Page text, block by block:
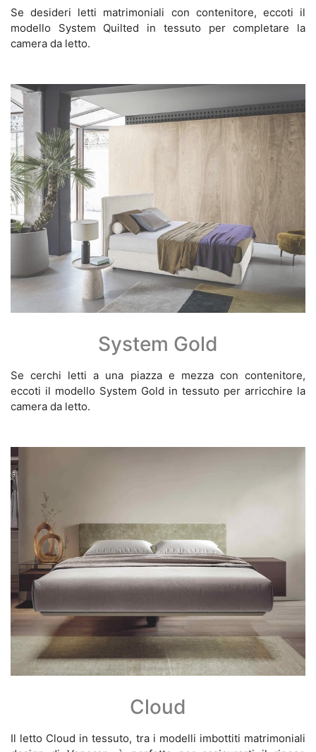
Se desideri letti matrimoniali con contenitore, eccoti il
modello System Quilted in tessuto per completare la
camera da letto.
System Gold
Se cerchi letti a una piazza e mezza con contenitore,
eccoti il modello System Gold in tessuto per arricchire la
camera da letto.
Cloud
Il letto Cloud in tessuto, tra i modelli imbottiti matrimoniali